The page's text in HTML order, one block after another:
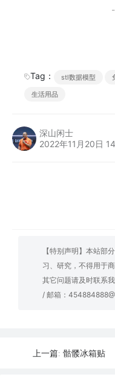
Tag： stl数据模型
生活用品
深山闲士
2022年11月20日
【特别声明】本站部
习、研究，不得用于
其它问题请及时联系
/ 邮箱：
上一篇: 骷髅冰箱贴